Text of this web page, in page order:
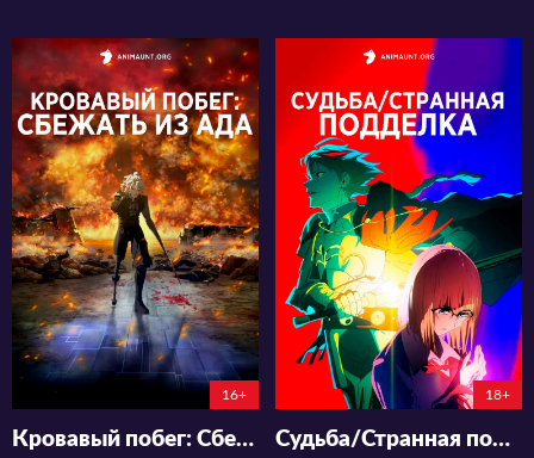
12172
15 5
16+
Кровавый побег: Сбежать из ада
15314
20 9
0:0:0
18+
Судьба/Странная подделка